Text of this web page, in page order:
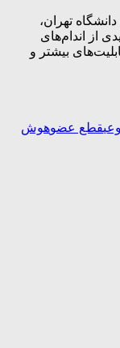
تهران،
از اندام‌های
بیشتر و
قطع عضوهوش